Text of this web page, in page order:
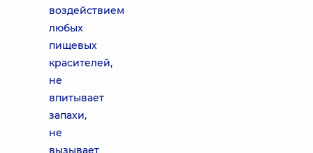
воздействием
любых
пищевых
красителей,
не
впитывает
запахи,
не
вызывает